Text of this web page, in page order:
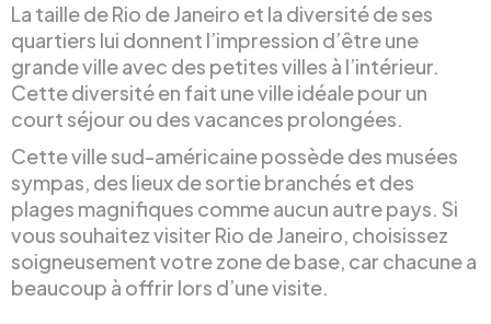
La taille de Rio de Janeiro et la diversité de ses
quartiers lui donnent l’impression d’être une
grande ville avec des petites villes à l’intérieur.
Cette diversité en fait une ville idéale pour un
court séjour ou des vacances prolongées.
Cette ville sud-américaine possède des musées
sympas, des lieux de sortie branchés et des
plages magnifiques comme aucun autre pays. Si
vous souhaitez visiter Rio de Janeiro, choisissez
soigneusement votre zone de base, car chacune a
beaucoup à offrir lors d’une visite.